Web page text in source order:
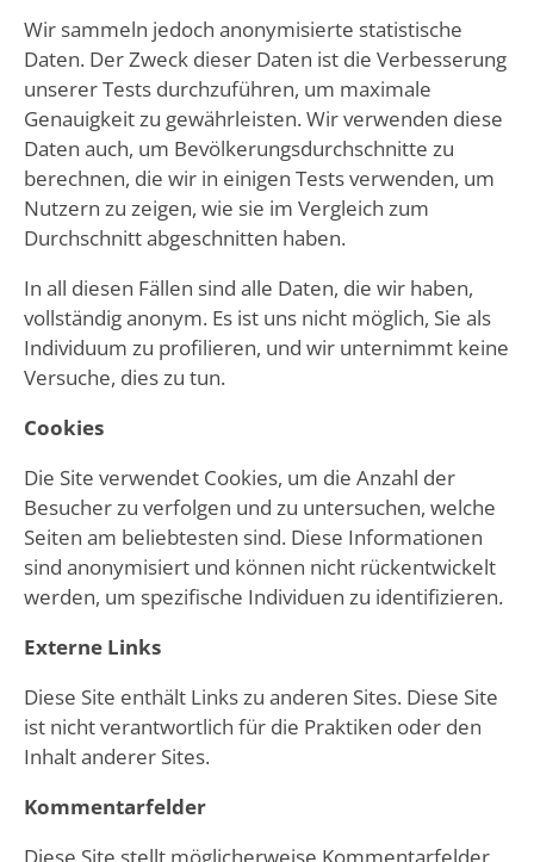
Wir sammeln jedoch anonymisierte statistische
Daten. Der Zweck dieser Daten ist die Verbesserung
unserer Tests durchzuführen, um maximale
Genauigkeit zu gewährleisten. Wir verwenden diese
Daten auch, um Bevölkerungsdurchschnitte zu
berechnen, die wir in einigen Tests verwenden, um
Nutzern zu zeigen, wie sie im Vergleich zum
Durchschnitt abgeschnitten haben.
In all diesen Fällen sind alle Daten, die wir haben,
vollständig anonym. Es ist uns nicht möglich, Sie als
Individuum zu profilieren, und wir unternimmt keine
Versuche, dies zu tun.
Cookies
Die Site verwendet Cookies, um die Anzahl der
Besucher zu verfolgen und zu untersuchen, welche
Seiten am beliebtesten sind. Diese Informationen
sind anonymisiert und können nicht rückentwickelt
werden, um spezifische Individuen zu identifizieren.
Externe Links
Diese Site enthält Links zu anderen Sites. Diese Site
ist nicht verantwortlich für die Praktiken oder den
Inhalt anderer Sites.
Kommentarfelder